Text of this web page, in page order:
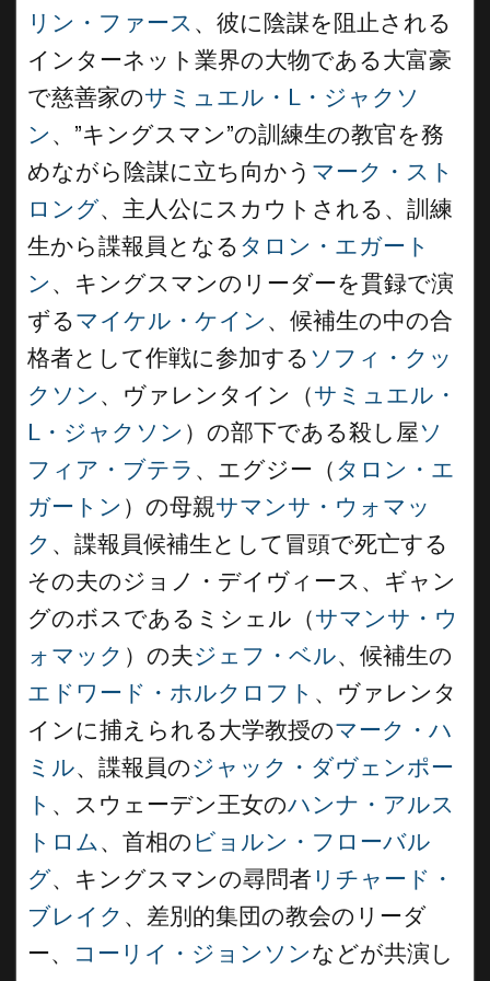
リン・ファース 、彼に陰謀を阻止される
インターネット業界の大物である大富豪
で慈善家のサミュエル・L・ジャクソ
ン 、”キングスマン”の訓練生の教官を務
めながら陰謀に立ち向かう マーク・スト
ロング、主人公にスカウトされる、訓練
生から諜報員となる タロン・エガート
ン 、キングスマンのリーダーを貫録で演
ずるマイケル・ケイン 、候補生の中の合
格者として作戦に参加する ソフィ・クッ
クソン 、ヴァレンタイン（サミュエル・
L・ジャクソン ）の部下である殺し屋 ソ
フィア・ブテラ 、エグジー（ タロン・エ
ガートン ）の母親サマンサ・ウォマッ
ク 、諜報員候補生として冒頭で死亡する
その夫のジョノ・デイヴィース、ギャン
グのボスであるミシェル（サマンサ・ウ
ォマック ）の夫ジェフ・ベル、候補生の
エドワード・ホルクロフト 、ヴァレンタ
インに捕えられる大学教授のマーク・ハ
ミル、諜報員のジャック・ダヴェンポー
ト 、スウェーデン王女のハンナ・アルス
トロム、首相の ビョルン・フローバル
グ、キングスマンの尋問者 リチャード・
ブレイク 、差別的集団の教会のリーダ
ー、
コーリイ・ジョンソンなどが共演し